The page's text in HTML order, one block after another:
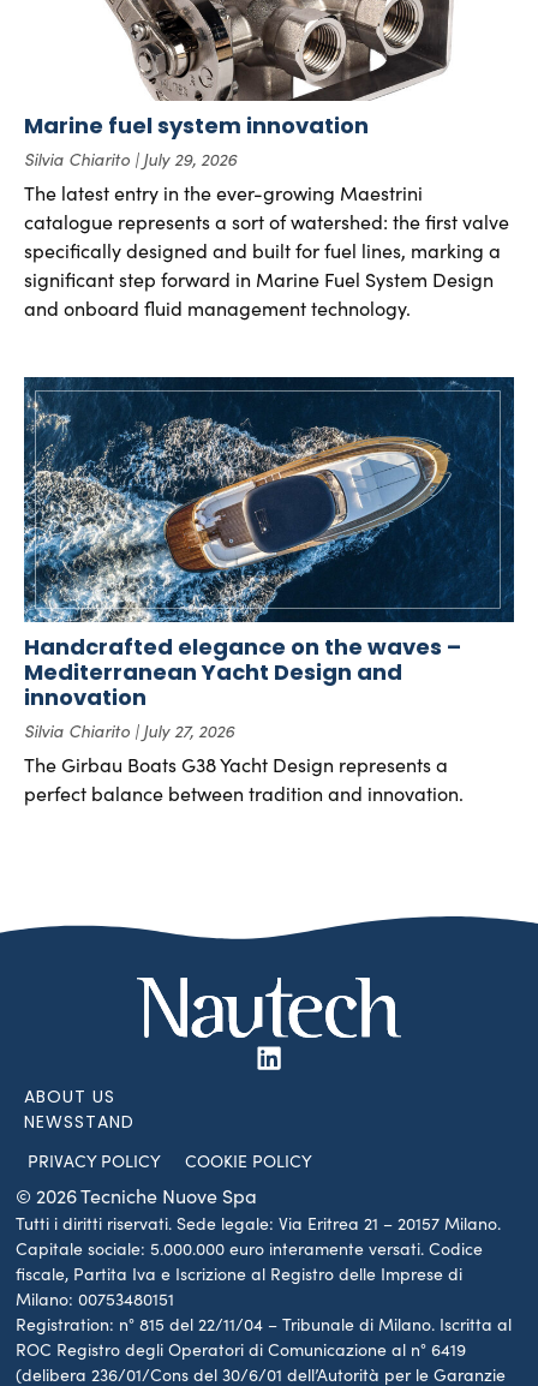
Marine fuel system innovation
Silvia Chiarito July 29, 2026
The latest entry in the ever-growing Maestrini
catalogue represents a sort of watershed: the first valve
specifically designed and built for fuel lines, marking a
significant step forward in Marine Fuel System Design
and onboard fluid management technology.
Handcrafted elegance on the waves –
Mediterranean Yacht Design and
innovation
Silvia Chiarito July 27, 2026
The Girbau Boats G38 Yacht Design represents a
perfect balance between tradition and innovation.
ABOUT US
NEWSSTAND
© 2026 Tecniche Nuove Spa
PRIVACY POLICY COOKIE POLICY
Tutti i diritti riservati. Sede legale: Via Eritrea 21 – 20157 Milano.
Capitale sociale: 5.000.000 euro interamente versati. Codice
fiscale, Partita Iva e Iscrizione al Registro delle Imprese di
Milano: 00753480151
Registration: n° 815 del 22/11/04 – Tribunale di Milano. Iscritta al
ROC Registro degli Operatori di Comunicazione al n° 6419
(delibera 236/01/Cons del 30/6/01 dell’Autorità per le Garanzie